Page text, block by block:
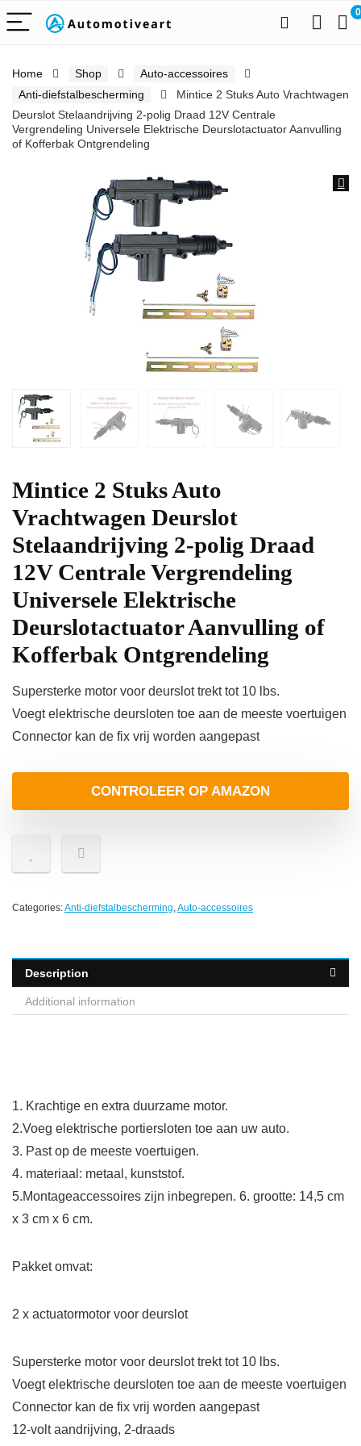
0
Home Shop
Auto-accessoires
Anti-diefstalbescherming
Mintice 2 Stuks Auto Vrachtwagen
Deurslot Stelaandrijving 2-polig Draad 12V Centrale
Vergrendeling Universele Elektrische Deurslotactuator Aanvulling
of Kofferbak Ontgrendeling
Mintice 2 Stuks Auto
Vrachtwagen Deurslot
Stelaandrijving 2-polig Draad
12V Centrale Vergrendeling
Universele Elektrische
Deurslotactuator Aanvulling of
Kofferbak Ontgrendeling
Supersterke motor voor deurslot trekt tot 10 lbs.
Voegt elektrische deursloten toe aan de meeste voertuigen
Connector kan de fix vrij worden aangepast
CONTROLEER OP AMAZON
Categories:Anti-diefstalbescherming,Auto-accessoires
Description
Additional information
1. Krachtige en extra duurzame motor.
2.Voeg elektrische portiersloten toe aan uw auto.
3. Past op de meeste voertuigen.
4. materiaal: metaal, kunststof.
5.Montageaccessoires zijn inbegrepen. 6. grootte: 14,5 cm
x 3 cm x 6 cm.
Pakket omvat:
2 x actuatormotor voor deurslot
Supersterke motor voor deurslot trekt tot 10 lbs.
Voegt elektrische deursloten toe aan de meeste voertuigen
Connector kan de fix vrij worden aangepast
12-volt aandrijving, 2-draads